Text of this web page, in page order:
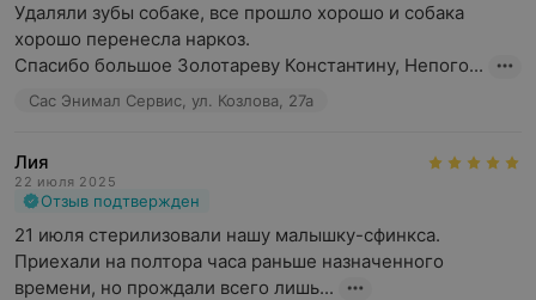
Удаляли зубы собаке, все прошло хорошо и собака
хорошо перенесла наркоз.
Спасибо большое Золотареву Константину, Непого...
Сас Энимал Сервис, ул. Козлова, 27а
Лия
22 июля 2025
Отзыв подтвержден
21 июля стерилизовали нашу малышку-сфинкса.
Приехали на полтора часа раньше назначенного
времени, но прождали всего лишь...